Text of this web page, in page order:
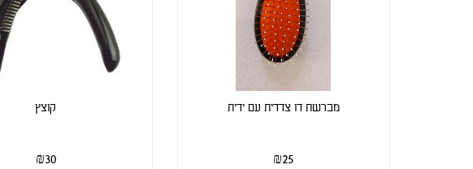
מברשת דו צדדית עם ידית
₪25
קוצץ
₪30